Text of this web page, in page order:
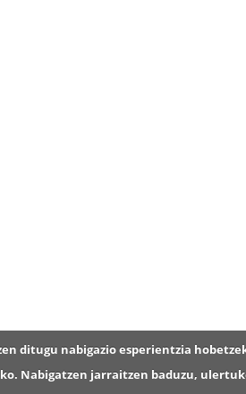
ditugu nabigazio esperientzia
Nabigatzen jarraitzen baduzu,